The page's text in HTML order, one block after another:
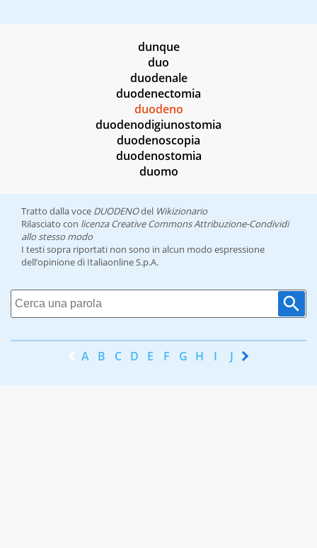
dunque
duo
duodenale
duodenectomia
duodeno
duodenodigiunostomia
duodenoscopia
duodenostomia
duomo
Tratto dalla voce DUODENOdel Wikizionario
Rilasciato con licenza Creative Commons Attribuzione-Condividi
allo stesso modo
I testi sopra riportati non sono in alcun modo espressione
dell’opinione di Italiaonline S.p.A.
A B C D E F G H I J K